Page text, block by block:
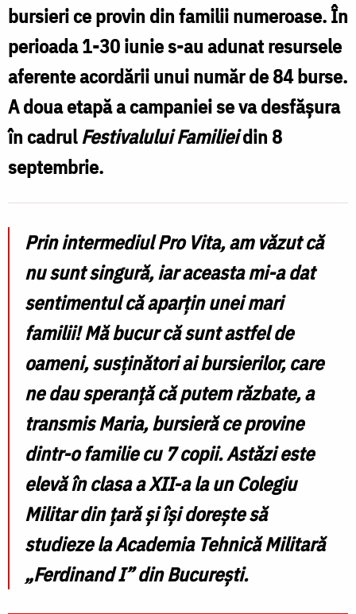
campaniei
de
strângere
de
fonduri
pentru
bursieri
bursieri ce provin din familii numeroase. În
perioada 1-30 iunie s-au adunat resursele
aferente acordării unui număr de 84 burse.
A doua etapă a campaniei se va desfășura
în cadrulFestivalului Familieidin 8
septembrie.
Prin intermediul Pro Vita, am văzut că
nu sunt singură, iar aceasta mi-a dat
sentimentul că aparțin unei mari
familii! Mă bucur că sunt astfel de
oameni, susținători ai bursierilor, care
ne dau speranță că putem răzbate, a
transmis Maria, bursieră ce provine
dintr-o familie cu 7 copii. Astăzi este
elevă în clasa a XII-a la un Colegiu
Militar din țară și își dorește să
studieze la Academia Tehnică Militară
„Ferdinand I” din București.